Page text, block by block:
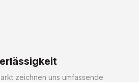
zeichnen uns umfassende